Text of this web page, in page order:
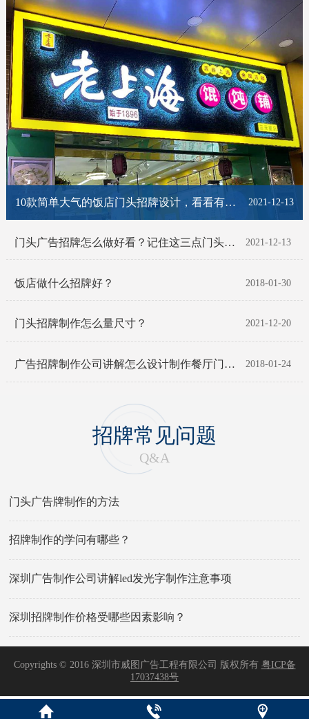
2021-12-13
10款简单大气的饭店门头招牌设计，看看有你喜欢的那一款吗？
2021-12-13
门头广告招牌怎么做好看？记住这三点门头招牌脱颖而出！
2018-01-30
饭店做什么招牌好？
2021-12-20
门头招牌制作怎么量尺寸？
2018-01-24
广告招牌制作公司讲解怎么设计制作餐厅门头招牌
招牌常见问题
Q&A
门头广告牌制作的方法
招牌制作的学问有哪些？
深圳广告制作公司讲解led发光字制作注意事项
深圳招牌制作价格受哪些因素影响？
Copyrights © 2016 深圳市威图广告工程有限公司 版权所有 粤ICP备
17037438号